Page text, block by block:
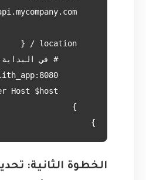
}
الخطوة الثانية: